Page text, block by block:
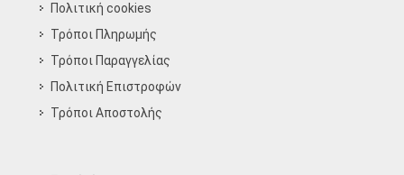
Πολιτική cookies
Τρόποι Πληρωμής
Τρόποι Παραγγελίας
Πολιτική Επιστροφών
Τρόποι Aποστολής